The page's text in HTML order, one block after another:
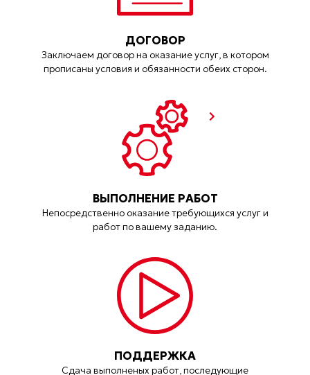
ДОГОВОР
Заключаем договор на оказание услуг, в котором
прописаны условия и обязанности обеих сторон.
ВЫПОЛНЕНИЕ РАБОТ
Непосредственно оказание требующихся услуг и
работ по вашему заданию.
ПОДДЕРЖКА
Сдача выполненых работ, последующие